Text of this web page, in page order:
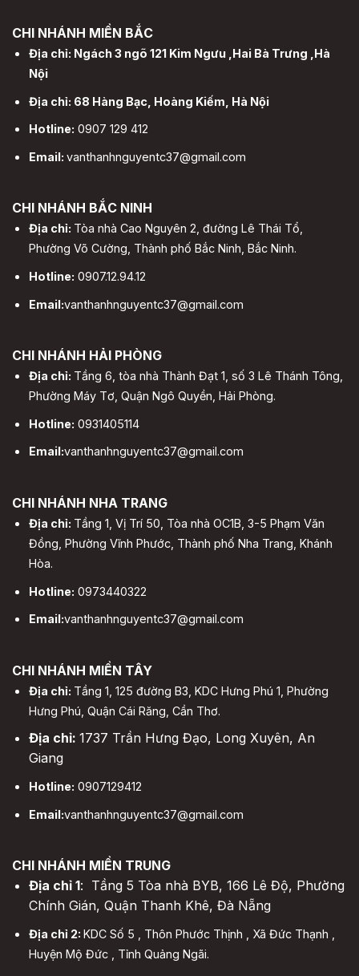
CHI NHÁNH MIỀN BẮC
Địa chỉ: Ngách 3 ngõ 121 Kim Ngưu ,Hai Bà Trưng ,Hà
Nội
Địa chỉ: 68 Hàng Bạc, Hoàng Kiếm, Hà Nội
Hotline: 0907 129 412
Email: vanthanhnguyentc37@gmail.com
CHI NHÁNH BẮC NINH
Địa chỉ: Tòa nhà Cao Nguyên 2, đường Lê Thái Tổ,
Phường Võ Cường, Thành phố Bắc Ninh, Bắc Ninh.
Hotline: 0907.12.94.12
Email:vanthanhnguyentc37@gmail.com
CHI NHÁNH HẢI PHÒNG
Địa chỉ: Tầng 6, tòa nhà Thành Đạt 1, số 3 Lê Thánh Tông,
Phường Máy Tơ, Quận Ngô Quyền, Hải Phòng.
Hotline: 0931405114
Email:vanthanhnguyentc37@gmail.com
CHI NHÁNH NHA TRANG
Địa chỉ: Tầng 1, Vị Trí 50, Tòa nhà OC1B, 3-5 Phạm Văn
Đồng, Phường Vĩnh Phước, Thành phố Nha Trang, Khánh
Hòa.
Hotline: 0973440322
Email:vanthanhnguyentc37@gmail.com
CHI NHÁNH MIỀN TÂY
Địa chỉ: Tầng 1, 125 đường B3, KDC Hưng Phú 1, Phường
Hưng Phú, Quận Cái Răng, Cần Thơ.
Địa chỉ: 1737 Trần Hưng Đạo, Long Xuyên, An
Giang
Hotline: 0907129412
Email:vanthanhnguyentc37@gmail.com
CHI NHÁNH MIỀN TRUNG
Địa chỉ 1: Tầng 5 Tòa nhà BYB, 166 Lê Độ, Phường
Chính Gián, Quận Thanh Khê, Đà Nẵng
Địa chỉ 2: KDC Số 5 , Thôn Phước Thịnh , Xã Đức Thạnh ,
Huyện Mộ Đức , Tỉnh Quảng Ngãi.